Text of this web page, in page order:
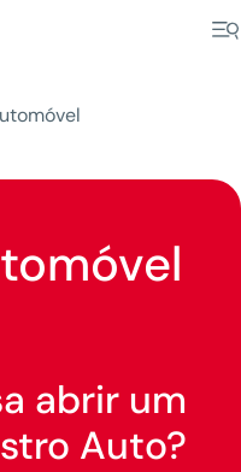
abrir um
Auto?